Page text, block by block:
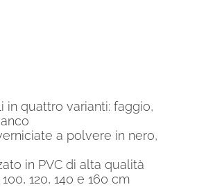
in quattro varianti: faggio,
a polvere in nero,
in PVC di alta qualità
120, 140 e 160 cm